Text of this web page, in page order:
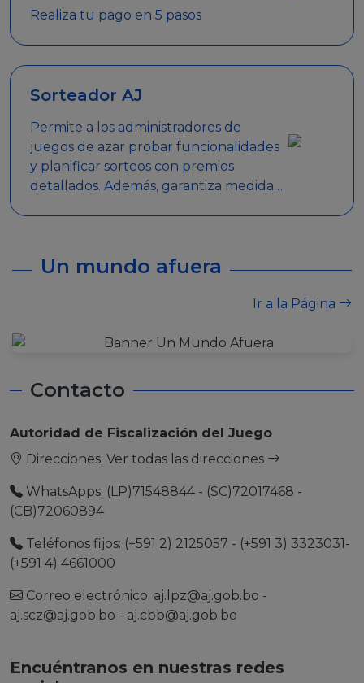
Realiza tu pago en 5 pasos
Sorteador AJ
Permite a los administradores de
juegos de azar probar funcionalidades
y planificar sorteos con premios
detallados. Además, garantiza medidas
Un mundo afuera
Ir a la Página
Contacto
Autoridad de Fiscalización del Juego
Direcciones: Ver todas las direcciones
WhatsApps: (LP)71548844 - (SC)72017468 -
(CB)72060894
Teléfonos fijos: (+591 2) 2125057 - (+591 3) 3323031-
(+591 4) 4661000
Correo electrónico: aj.lpz@aj.gob.bo -
aj.scz@aj.gob.bo - aj.cbb@aj.gob.bo
Encuéntranos en nuestras redes